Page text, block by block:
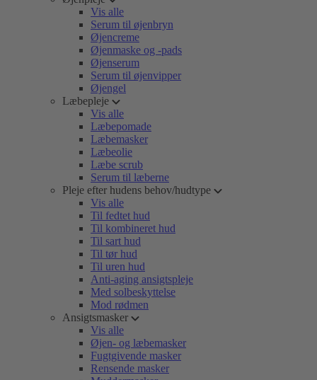
Vis alle
Serum til øjenbryn
Øjencreme
Øjenmaske og -pads
Øjenserum
Serum til øjenvipper
Øjengel
Læbepleje
Vis alle
Læbepomade
Læbemasker
Læbeolie
Læbe scrub
Serum til læberne
Pleje efter hudens behov/hudtype
Vis alle
Til fedtet hud
Til kombineret hud
Til sart hud
Til tør hud
Til uren hud
Anti-aging ansigtspleje
Med solbeskyttelse
Mod rødmen
Ansigtsmasker
Vis alle
Øjen- og læbemasker
Fugtgivende masker
Rensende masker